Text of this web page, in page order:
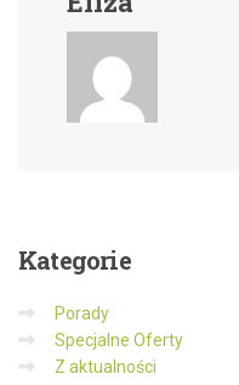
Kategorie
Porady
Specjalne Oferty
Z aktualności